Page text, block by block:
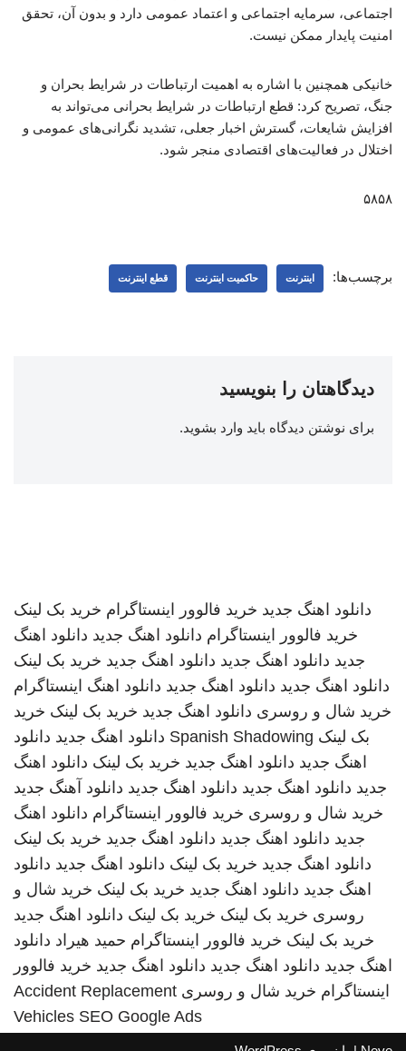
اجتماعی، سرمایه اجتماعی و اعتماد عمومی دارد و بدون آن، تحقق
امنیت پایدار ممکن نیست.
خانیکی همچنین با اشاره به اهمیت ارتباطات در شرایط بحران و
جنگ، تصریح کرد: قطع ارتباطات در شرایط بحرانی می‌تواند به
افزایش شایعات، گسترش اخبار جعلی، تشدید نگرانی‌های عمومی و
اختلال در فعالیت‌های اقتصادی منجر شود.
۵۸۵۸
برچسب‌ها: اینترنت حاکمیت اینترنت قطع اینترنت
دیدگاهتان را بنویسید
برای نوشتن دیدگاه باید وارد بشوید.
دانلود اهنگ جدید خرید فالوور اینستاگرام خرید بک لینک
خرید فالوور اینستاگرام دانلود اهنگ جدید دانلود اهنگ
جدید دانلود اهنگ جدید دانلود اهنگ جدید خرید بک لینک
دانلود اهنگ جدید دانلود اهنگ جدید دانلود اهنگ اینستاگرام
خرید شال و روسری دانلود اهنگ جدید خرید بک لینک خرید
بک لینک Spanish Shadowing دانلود اهنگ جدید دانلود
اهنگ جدید دانلود اهنگ جدید خرید بک لینک دانلود اهنگ
جدید دانلود اهنگ جدید دانلود اهنگ جدید دانلود آهنگ جدید
خرید شال و روسری خرید فالوور اینستاگرام دانلود اهنگ
جدید دانلود اهنگ جدید دانلود اهنگ جدید خرید بک لینک
دانلود اهنگ جدید خرید بک لینک دانلود اهنگ جدید دانلود
اهنگ جدید دانلود اهنگ جدید خرید بک لینک خرید شال و
روسری خرید بک لینک خرید بک لینک دانلود اهنگ جدید
خرید بک لینک خرید فالوور اینستاگرام حمید هیراد دانلود
اهنگ جدید دانلود اهنگ جدید دانلود اهنگ جدید خرید فالوور
اینستاگرام خرید شال و روسری Accident Replacement
Vehicles SEO Google Ads